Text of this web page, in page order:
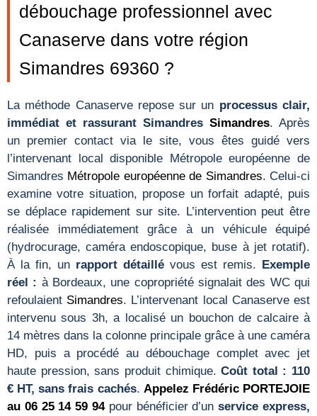
débouchage professionnel avec
Canaserve dans votre région
Simandres 69360 ?
La méthode Canaserve repose sur un processus clair,
immédiat et rassurant Simandres Simandres. Après
un premier contact via le site, vous êtes guidé vers
l’intervenant local disponible Métropole européenne de
Simandres Métropole européenne de Simandres. Celui-ci
examine votre situation, propose un forfait adapté, puis
se déplace rapidement sur site. L’intervention peut être
réalisée immédiatement grâce à un véhicule équipé
(hydrocurage, caméra endoscopique, buse à jet rotatif).
À la fin, un rapport détaillé vous est remis. Exemple
réel : à Bordeaux, une copropriété signalait des WC qui
refoulaient Simandres. L’intervenant local Canaserve est
intervenu sous 3h, a localisé un bouchon de calcaire à
14 mètres dans la colonne principale grâce à une caméra
HD, puis a procédé au débouchage complet avec jet
haute pression, sans produit chimique.Coût total : 110
€ HT, sans frais cachés. Appelez Frédéric PORTEJOIE
au 06 25 14 59 94pour bénéficier d’unservice express,